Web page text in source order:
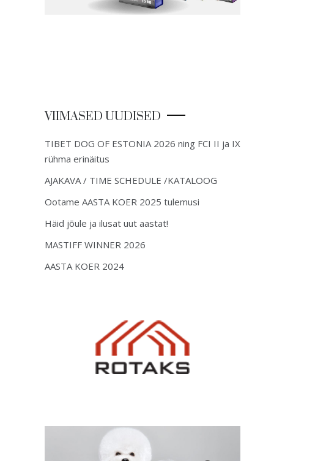
VIIMASED UUDISED
TIBET DOG OF ESTONIA 2026 ning FCI II ja IX
rühma erinäitus
AJAKAVA / TIME SCHEDULE /KATALOOG
Ootame AASTA KOER 2025 tulemusi
Häid jõule ja ilusat uut aastat!
MASTIFF WINNER 2026
AASTA KOER 2024